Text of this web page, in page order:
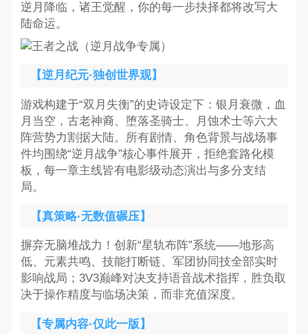
逆月降临，诸王觉醒，你的每一步抉择都将改写大
陆命运。
【逆月纪元·独创世界观】
游戏构建于“双月失衡”的史诗设定下：银月衰微，血
月当空，古老神裔、堕落圣骑士、月蚀术士等六大
阵营势力割据大陆。所有剧情、角色背景与战场事
件均围绕“逆月战争”核心事件展开，拒绝套路化模
板，每一章主线皆有电影级动态演出与多分支结
局。
【真策略·无数值碾压】
摒弃无脑堆战力！创新“星轨布阵”系统——地形高
低、元素共鸣、技能打断链、军团协同技全部实时
影响战局；3V3巅峰对决支持语音战术指挥，胜负取
决于操作精度与临场决策，而非充值深度。
【专属内容·仅此一版】